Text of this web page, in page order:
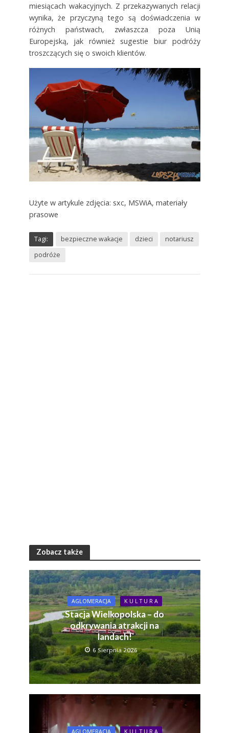
miesiącach wakacyjnych. Z przekazywanych relacji
wynika, że przyczyną tego są doświadczenia w
różnych państwach, zwłaszcza poza Unią
Europejską, jak również sugestie biur podróży
troszczących się o swoich klientów.
Użyte w artykule zdjęcia: sxc, MSWiA, materiały
prasowe
Tagi: bezpieczne wakacje dzieci
notariusz
podróże
Zobacz także
AGLOMERACJA K U L T U R A
Stacja Wielkopolska – do
odkrywania atrakcji na
landach!
6 Sierpnia 2026
AGLOMERACJA K U L T U R A